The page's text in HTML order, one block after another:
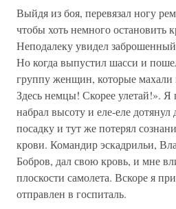
Выйдя из боя, перевязал ногу
чтобы хоть немного остановить
Неподалеку увидел
Но когда выпустил шасси и
группу женщин, которые махали
Здесь немцы! Скорее улетай!». Я
набрал высоту и еле-еле
посадку и тут же потерял
крови. Командир эскадрильи,
Бобров, дал свою кровь, и мне
плоскости самолета. Вскоре я
отправлен в госпиталь.